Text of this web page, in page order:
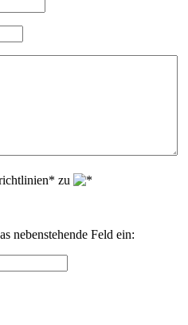
zu
nebenstehende Feld ein: